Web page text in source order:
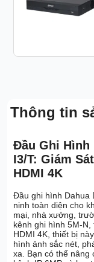
Thông tin
Đầu Ghi Hình
I3/T: Giám
HDMI 4K
Đầu ghi hình Dahua
ninh toàn diện cho
mại, nhà xưởng,
kênh ghi hình 5M-
HDMI 4K, thiết bị
hình ảnh sắc nét,
xa. Bạn có thể nâng